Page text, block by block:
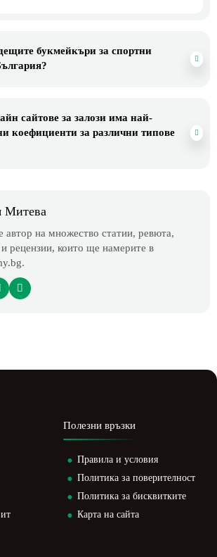
букмейкъри за спортни
сайтове за залози има най-
коефициенти за различни типове
Митева
автор на множество статии, ревюта,
рецензии, които ще намерите в
Полезни връзки
Правила и условия
Политика за поверителност
Политика за бисквитките
Карта на сайта